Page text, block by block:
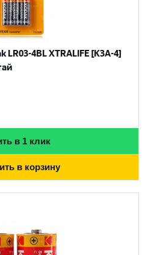
4BL XTRALIFE [K3A-4]
в 1 клик
в корзину